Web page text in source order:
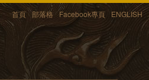
首頁 部落格 Facebook專頁 ENGLISH